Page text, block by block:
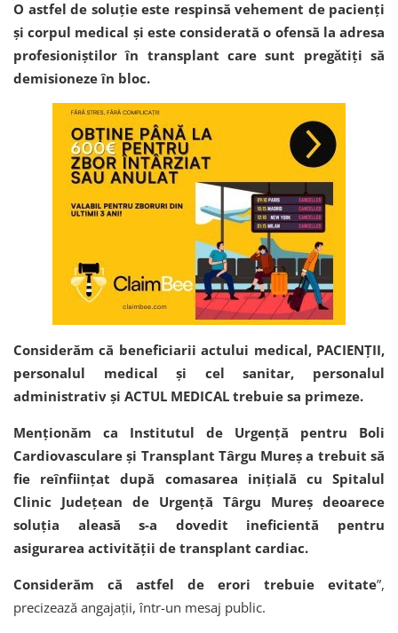
O astfel de soluție este respinsă vehement de pacienți
și corpul medical și este considerată o ofensă la adresa
profesioniștilor în transplant care sunt pregǎtiți să
demisioneze în bloc.
Considerăm că beneficiarii actului medical, PACIENȚII,
personalul medical și cel sanitar, personalul
administrativ și ACTUL MEDICAL trebuie sa primeze.
Menționăm ca Institutul de Urgență pentru Boli
Cardiovasculare și Transplant Târgu Mureș a trebuit să
fie reînființat după comasarea inițială cu Spitalul
Clinic Județean de Urgență Târgu Mureș deoarece
soluția aleasă s-a dovedit ineficientă pentru
asigurarea activității de transplant cardiac.
Considerăm că astfel de erori trebuie evitate”,
precizează angajații, într-un mesaj public.